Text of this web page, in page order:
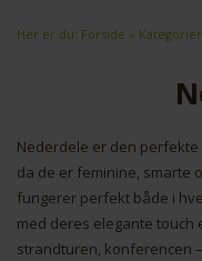
Her er du: Forside » Kategorier
Nederdele er den
da de er feminine, smarte
fungerer perfekt både i
med deres elegante touch
strandturen, konferencen